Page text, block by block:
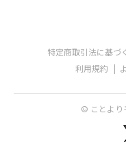
特定商取引法に基づ
利用規約
© ことよ